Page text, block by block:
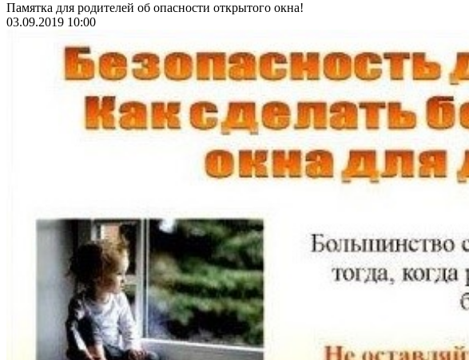
Памятка для родителей об опасности открытого окна!
03.09.2019 10:00